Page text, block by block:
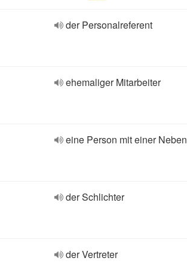
der Personalreferent
ehemaliger Mitarbeiter
eine Person mit einer
der Schlichter
der Vertreter